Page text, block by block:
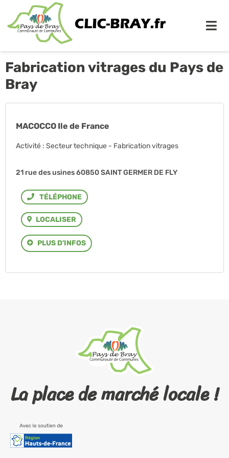
Fabrication vitrages du Pays de
Bray
MACOCCO Ile de France
Activité : Secteur technique - Fabrication vitrages
21 rue des usines 60850 SAINT GERMER DE FLY
Téléphone
LOCALISER
PLUS D'INFOS
La place de marché locale !